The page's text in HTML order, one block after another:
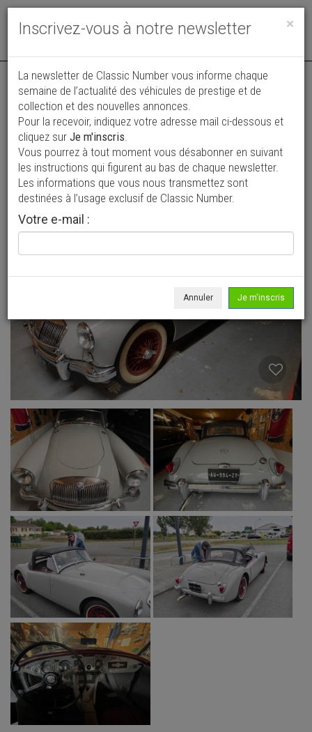
Toggle
Annonce actualisée le 07/08/2026 ( hier )
MG A cabriolet
34 900 €
1959 Cabriolet / roadster
×
Inscrivez-vous à notre newsletter
La newsletter de Classic Number vous informe chaque
semaine de l’actualité des véhicules de prestige et de
collection et des nouvelles annonces.
Pour la recevoir, indiquez votre adresse mail ci-dessous et
cliquez sur Je m'inscris.
Vous pourrez à tout moment vous désabonner en suivant
les instructions qui figurent au bas de chaque newsletter.
Les informations que vous nous transmettez sont
destinées à l’usage exclusif de Classic Number.
Votre e-mail :
Annuler Je m'inscris